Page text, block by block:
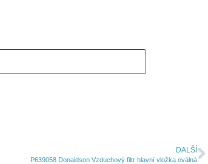
DALŠÍ
P639058 Donaldson Vzduchový filtr hlavní vložka oválná